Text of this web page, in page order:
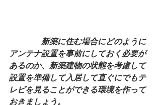
新築に住む場合にどのように
アンテナ設置を事前にしておく必要が
あるのか、新築建物の状態を考慮して
設置を準備して入居して直ぐにでもテ
レビを見ることができる環境を作って
おきましょう。